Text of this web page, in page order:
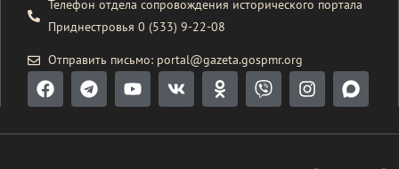
Телефон отдела сопровождения исторического портала
Приднестровья 0 (533) 9-22-08
Отправить письмо: portal@gazeta.gospmr.org